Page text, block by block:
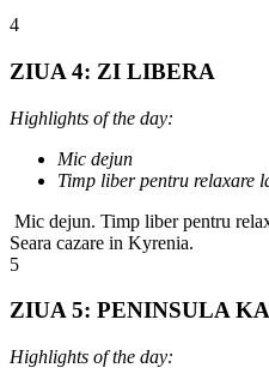
4
ZIUA 4: ZI LIBERA
Highlights of the day:
Mic dejun
Timp liber pentru relaxare
Mic dejun. Timp liber pentru
Seara cazare in Kyrenia.
5
ZIUA 5: PENINSULA
Highlights of the day: